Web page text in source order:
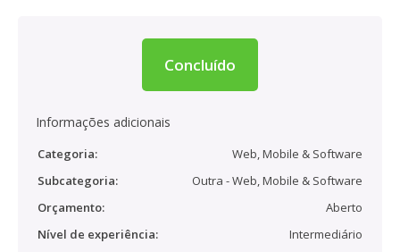
Concluído
Informações adicionais
Categoria:
Web, Mobile & Software
Subcategoria:
Outra - Web, Mobile & Software
Orçamento:
Aberto
Nível de experiência:
Intermediário